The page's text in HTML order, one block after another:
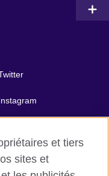
Instagram
et tiers
sites et